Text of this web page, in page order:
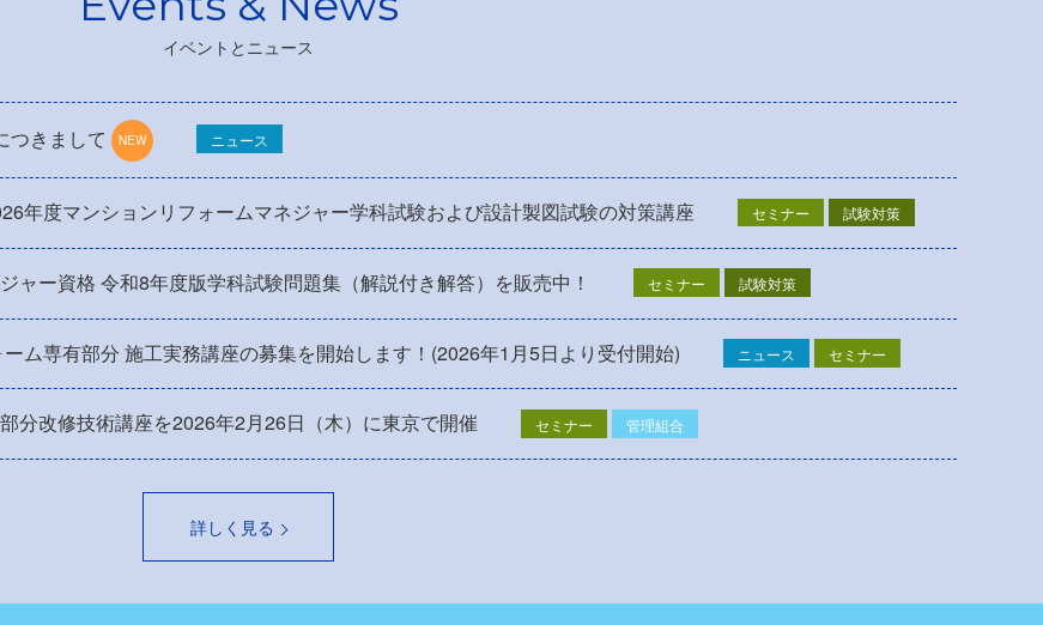
イベントとニュース
つきまして ニュース
年度マンションリフォームマネジャー学科試験および設計製図試験の対策講座 セミナー 試験対策
ャー資格 令和8年度版学科試験問題集（解説付き解答）を販売中！ セミナー 試験対策
ム専有部分 施工実務講座の募集を開始します！(2026年1月5日より受付開始) ニュース セミナー
分改修技術講座を2026年2月26日（木）に東京で開催 セミナー 管理組合
詳しく見る